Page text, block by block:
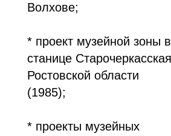
Волхове;
* проект музейной зоны в
станице Старочеркасская
Ростовской области
(1985);
* проекты музейных